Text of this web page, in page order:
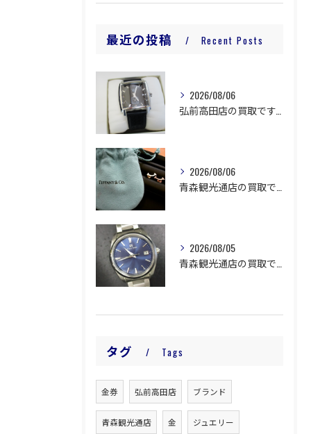
最近の投稿 Recent Posts
2026/08/06
2026/08/06
2026/08/05
タグ Tags
金券 弘前高田店 ブランド
青森観光通店 金 ジュエリー